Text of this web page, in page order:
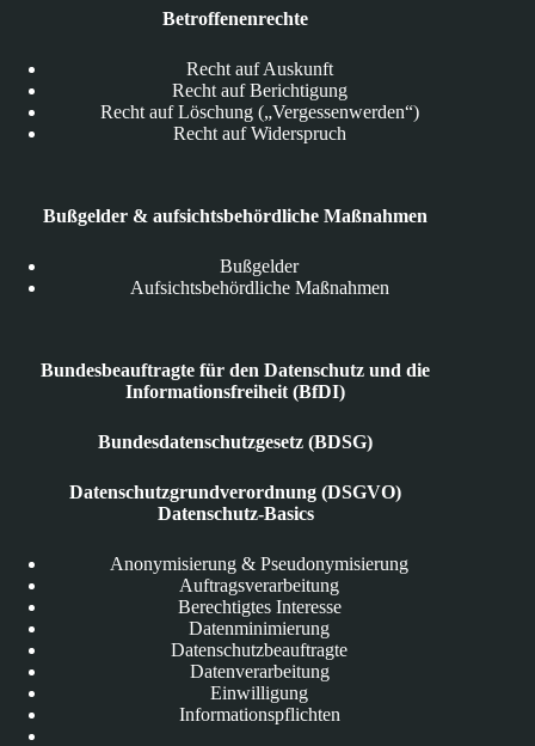
Betroffenenrechte
Recht auf Auskunft
Recht auf Berichtigung
Recht auf Löschung („Vergessenwerden“)
Recht auf Widerspruch
Bußgelder & aufsichtsbehördliche Maßnahmen
Bußgelder
Aufsichtsbehördliche Maßnahmen
Bundesbeauftragte für den Datenschutz und die
Informationsfreiheit (BfDI)
Bundesdatenschutzgesetz (BDSG)
Datenschutzgrundverordnung (DSGVO)
Datenschutz-Basics
Anonymisierung & Pseudonymisierung
Auftragsverarbeitung
Berechtigtes Interesse
Datenminimierung
Datenschutzbeauftragte
Datenverarbeitung
Einwilligung
Informationspflichten